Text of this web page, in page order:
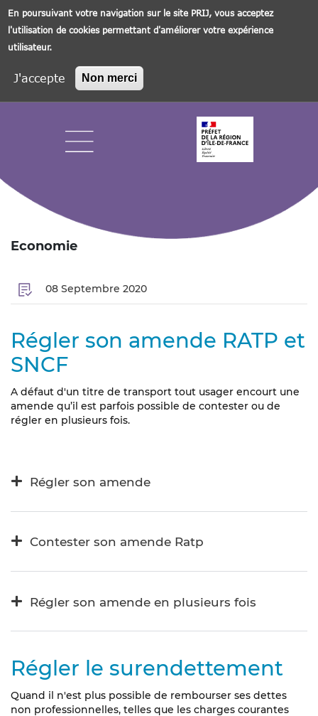
En poursuivant votre navigation sur le site PRIJ, vous acceptez
l'utilisation de cookies permettant d'améliorer votre expérience
utilisateur.
J'accepte Non merci
Economie
08 Septembre 2020
Régler son amende RATP et
SNCF
A défaut d'un titre de transport tout usager encourt une
amende qu’il est parfois possible de contester ou de
régler en plusieurs fois.
Régler son amende
Contester son amende Ratp
Régler son amende en plusieurs fois
Régler le surendettement
Quand il n'est plus possible de rembourser ses dettes
non professionnelles, telles que les charges courantes